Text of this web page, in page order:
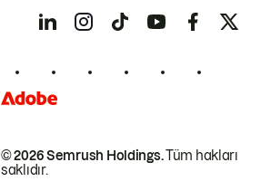
© 2026 Semrush Holdings.Tüm hakları
saklıdır.